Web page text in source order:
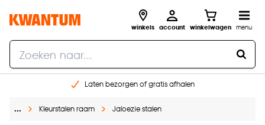
winkels account winkelwagen menu
Laten bezorgen of gratis afhalen
Gratis raam advies en opmeten aan huis
… Kleurstalen raam Jaloezie stalen